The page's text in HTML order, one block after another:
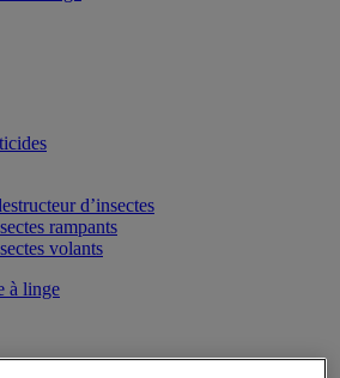
outillage
d’insectes
rampants
linge